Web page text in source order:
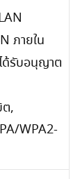
ภายใน
ด้รับอนุญาต
,
WPA2-